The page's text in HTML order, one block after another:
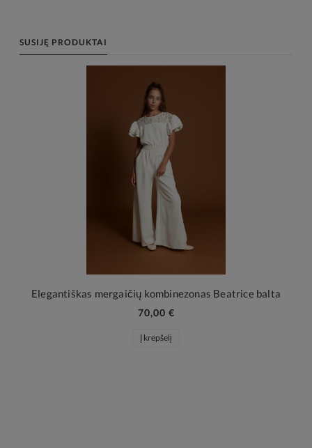
SUSIJĘ PRODUKTAI
Elegantiškas mergaičių kombinezonas Beatrice balta
70,00 €
Į krepšelį